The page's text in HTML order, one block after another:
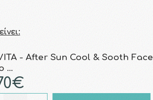
- After Sun Cool & Sooth Face
…